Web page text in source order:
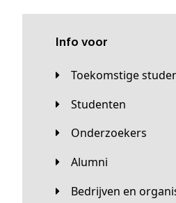
Info voor
Toekomstige
Studenten
Onderzoekers
Alumni
Bedrijven en